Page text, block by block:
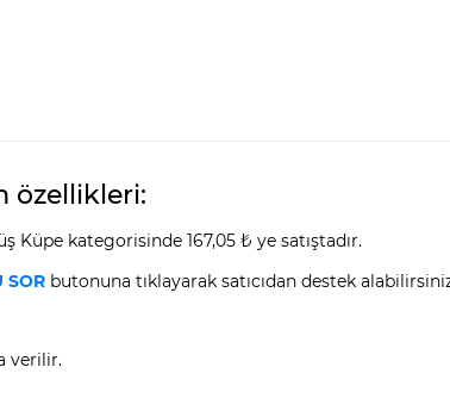
özellikleri:
Küpe kategorisinde 167,05 ₺ ye satıştadır.
SOR butonuna tıklayarak satıcıdan destek
verilir.